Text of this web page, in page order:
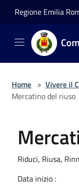
Regione Emilia
Home > Vivere il
Mercatino del riuso
Riduci, Riusa,
Data inizio :